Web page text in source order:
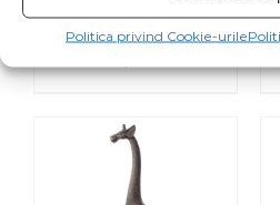
Politica privind Cookie-urile
STATUETĂ
BUDDHA MICĂ